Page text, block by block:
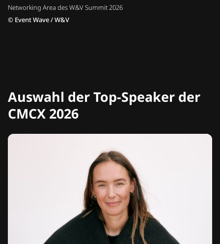
Networking Area des W&V Summit 2026
© Event Wave / W&V
Auswahl der Top-Speaker der
CMCX 2026